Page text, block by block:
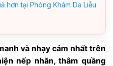
hơn tại Phòng Khám Da Liễu
và nhạy cảm nhất trên
nếp nhăn, thâm quầng